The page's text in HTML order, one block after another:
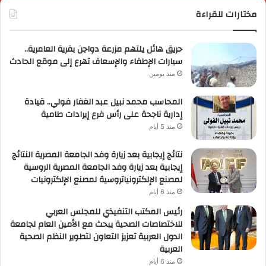
مختارات للقراءة
حريق هائل يلتهم مزرعة دواجن بقرية العامرية..
سيارات الإطفاء والإسعاف تهرع إلى موقع الحادث
منذ يومين
المحاسب محمد نبيل عبد الغفار فولي.. قيادة
إدارية ناجحة على رأس فرع إيرادات طامية
منذ 5 أيام
نتائج إيجابية بعد زيارة وفد الجامعة المصرية النتائج
إيجابية بعد زيارة وفد الجامعة المصرية الروسية
لمصنع الإلكترونياتروسية لمصنع الإلكترونيات
منذ 6 أيام
رئيس المكتب التنفيذي للمجلس العربي
للاختصاصات الصحية يبحث مع الأمين العام لجامعة
الدول العربية تعزيز التعاون لتطوير النظم الصحية
العربية
منذ 6 أيام